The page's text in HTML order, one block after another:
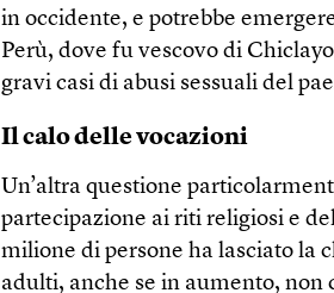
in occidente, e potrebbe
Perù, dove fu vescovo di
gravi casi di abusi sessuali del
Il calo delle vocazioni
Un’altra questione
partecipazione ai riti religiosi e
milione di persone ha lasciato la
adulti, anche se in aumento, non